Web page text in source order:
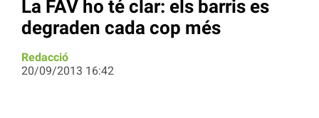
La FAV ho té clar: els barris es
degraden cada cop més
Redacció
20/09/2013 16:42